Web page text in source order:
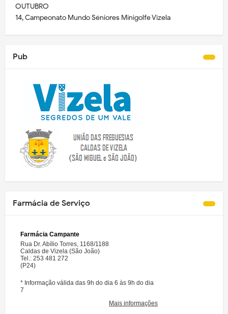
OUTUBRO
14, Campeonato Mundo Séniores Minigolfe Vizela
Pub
Farmácia de Serviço